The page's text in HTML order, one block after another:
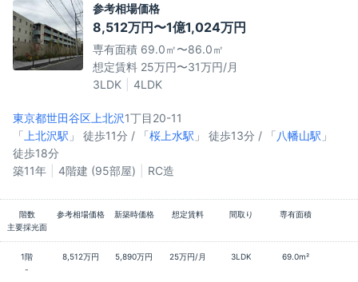
参考相場価格
8,512万円〜1億1,024万円
専有面積 69.0㎡〜86.0㎡
想定賃料 25万円〜31万円/月
3LDK
4LDK
東京都世田谷区 上北沢1丁目20-11
「 上北沢駅 」 徒歩11分 / 「桜上水駅 」 徒歩13分 / 「八幡山駅 」
徒歩18分
築11年
4階建 (95部屋) RC造
階数 参考相場価格 新築時価格 想定賃料 間取り
専有面積
主要採光面
1階 8,512万円 5,890万円 25万円/月 3LDK
69.0m²
-